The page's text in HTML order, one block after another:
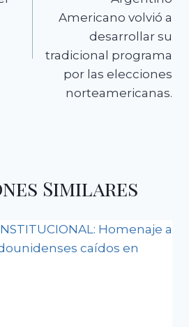
Americano volvió a
desarrollar su
tradicional programa
por las elecciones
norteamericanas.
Similares